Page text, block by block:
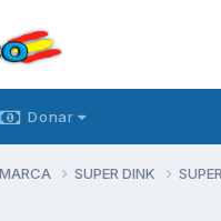
Donar
SUPER DINK